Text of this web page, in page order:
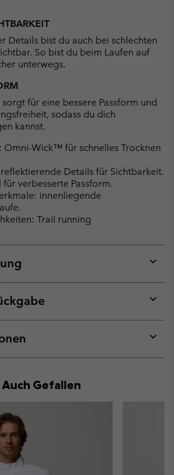
Details bist du auch bei schlechten
So bist du beim Laufen auf
unterwegs.
für eine bessere Passform und
sodass du dich
kannst.
Omni-Wick™ für schnelles Trocknen
Details für Sichtbarkeit.
verbesserte Passform.
innenliegende
Trail running
or
or
or
Gefallen